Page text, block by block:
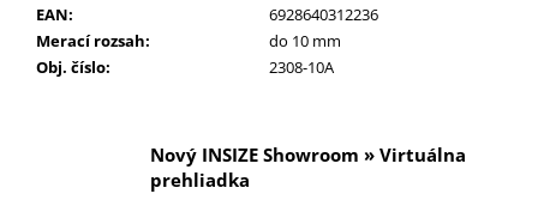
EAN:
6928640312236
Merací rozsah:
do 10 mm
Obj. číslo: 2308-10A
Nový INSIZE Showroom » Virtuálna
prehliadka